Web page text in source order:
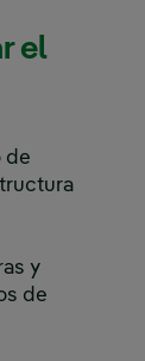
el
de
y
de